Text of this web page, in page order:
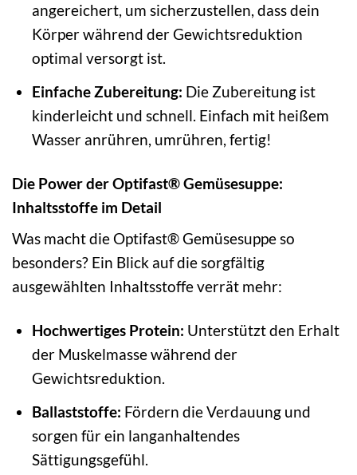
angereichert, um sicherzustellen, dass dein
Körper während der Gewichtsreduktion
optimal versorgt ist.
Einfache Zubereitung: Die Zubereitung ist
kinderleicht und schnell. Einfach mit heißem
Wasser anrühren, umrühren, fertig!
Die Power der Optifast® Gemüsesuppe:
Inhaltsstoffe im Detail
Was macht die Optifast® Gemüsesuppe so
besonders? Ein Blick auf die sorgfältig
ausgewählten Inhaltsstoffe verrät mehr:
Hochwertiges Protein: Unterstützt den Erhalt
der Muskelmasse während der
Gewichtsreduktion.
Ballaststoffe: Fördern die Verdauung und
sorgen für ein langanhaltendes
Sättigungsgefühl.